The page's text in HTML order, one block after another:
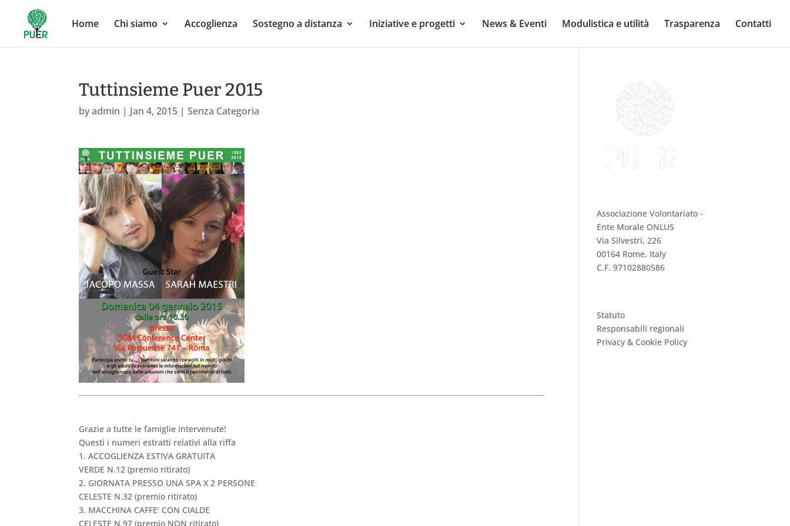
Home Chi siamo Accoglienza Sostegno a distanza Iniziative e progetti News & Eventi Modulistica e utilità Trasparenza Contatti
Tuttinsieme Puer 2015
byadmin | Jan 4, 2015 |Senza Categoria
Grazie a tutte le famiglie intervenute!
Questi i numeri estratti relativi alla riffa
1. ACCOGLIENZA ESTIVA GRATUITA
VERDE N.12 (premio ritirato)
2. GIORNATA PRESSO UNA SPA X 2 PERSONE
CELESTE N.32 (premio ritirato)
3. MACCHINA CAFFE’ CON CIALDE
CELESTE N.97 (premio NON ritirato)
Associazione Volontariato -
Ente Morale ONLUS
Via Silvestri, 226
00164 Rome, Italy
C.F. 97102880586
Statuto
Responsabili regionali
Privacy & Cookie Policy